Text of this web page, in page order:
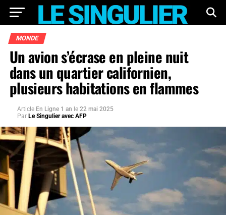
MONDE
Un avion s’écrase en pleine nuit
dans un quartier californien,
plusieurs habitations en flammes
Article En Ligne 1 an le 22 mai 2025
Par Le Singulier avec AFP